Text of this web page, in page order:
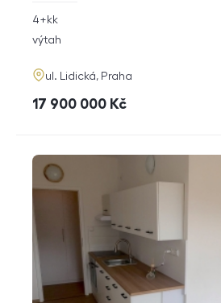
rozměry
4+kk
funkce
výtah
adresa
ul. Lidická, Praha
cena
17 900 000 Kč